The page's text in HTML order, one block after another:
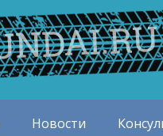
Новости